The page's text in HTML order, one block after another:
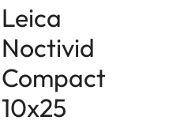
Leica
Noctivid
Compact
10x25